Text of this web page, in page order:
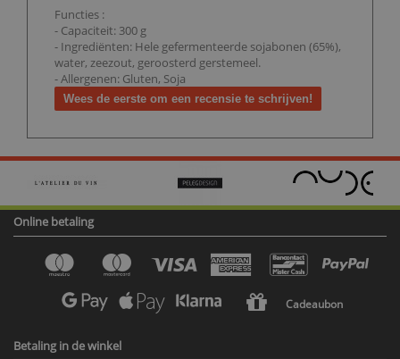
Functies :
- Capaciteit: 300 g
- Ingrediënten: Hele gefermenteerde sojabonen (65%),
water, zeezout, geroosterd gerstemeel.
- Allergenen: Gluten, Soja
Wees de eerste om een recensie te schrijven!
Online betaling
Cadeaubon
Betaling in de winkel